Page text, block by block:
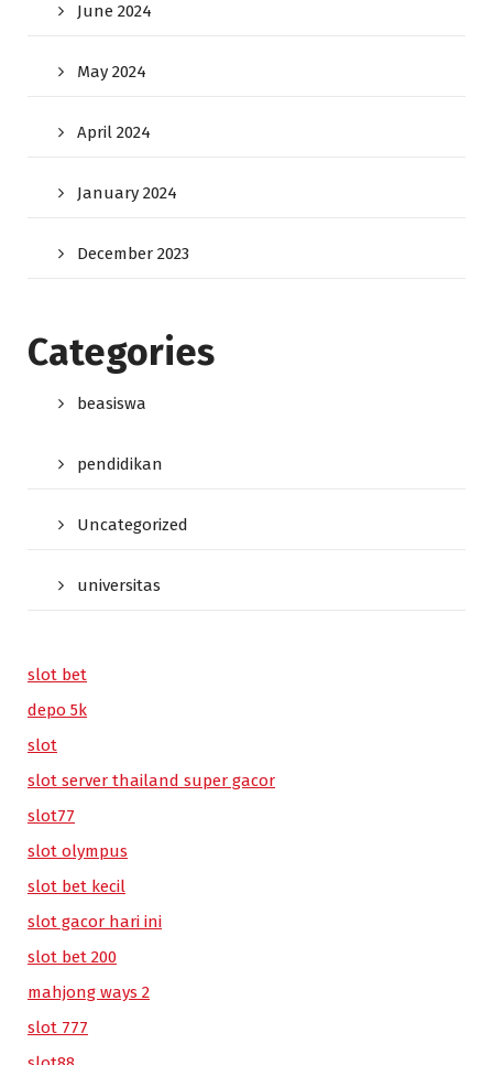
June 2024
May 2024
April 2024
January 2024
December 2023
Categories
beasiswa
pendidikan
Uncategorized
universitas
slot bet
depo 5k
slot
slot server thailand super gacor
slot77
slot olympus
slot bet kecil
slot gacor hari ini
slot bet 200
mahjong ways 2
slot 777